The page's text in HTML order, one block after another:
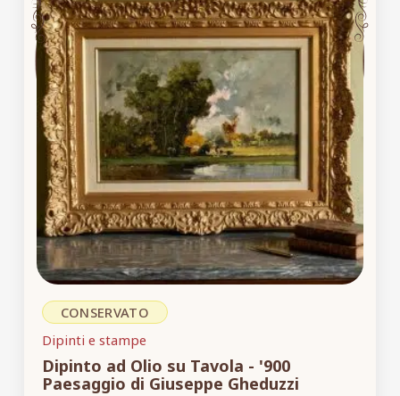
CONSERVATO
Dipinti e stampe
Dipinto ad Olio su Tavola - '900
Paesaggio di Giuseppe Gheduzzi